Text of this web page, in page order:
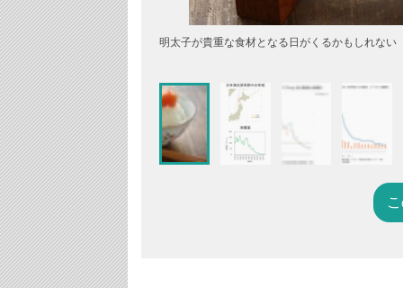
明太子が貴重な食材となる日がくるかもしれな